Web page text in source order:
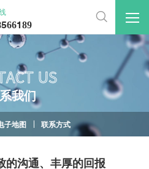

US
系我们
子地图 联系方式
的沟通、丰厚的回报